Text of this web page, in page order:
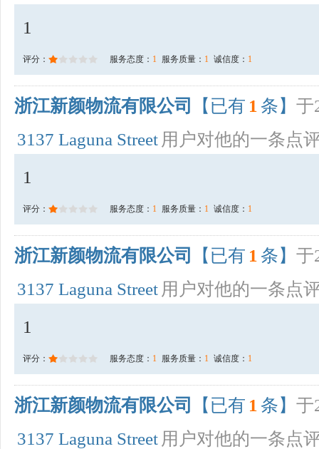
1
评分： 服务态度： 1 服务质量： 1 诚信度： 1
浙江新颜物流有限公司 【已有 1 条】 于
3137 Laguna Street 用户对他的一条点
1
评分： 服务态度： 1 服务质量： 1 诚信度： 1
浙江新颜物流有限公司 【已有 1 条】 于
3137 Laguna Street 用户对他的一条点
1
评分： 服务态度： 1 服务质量： 1 诚信度： 1
浙江新颜物流有限公司 【已有 1 条】 于
3137 Laguna Street 用户对他的一条点